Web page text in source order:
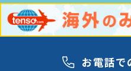
お電話で